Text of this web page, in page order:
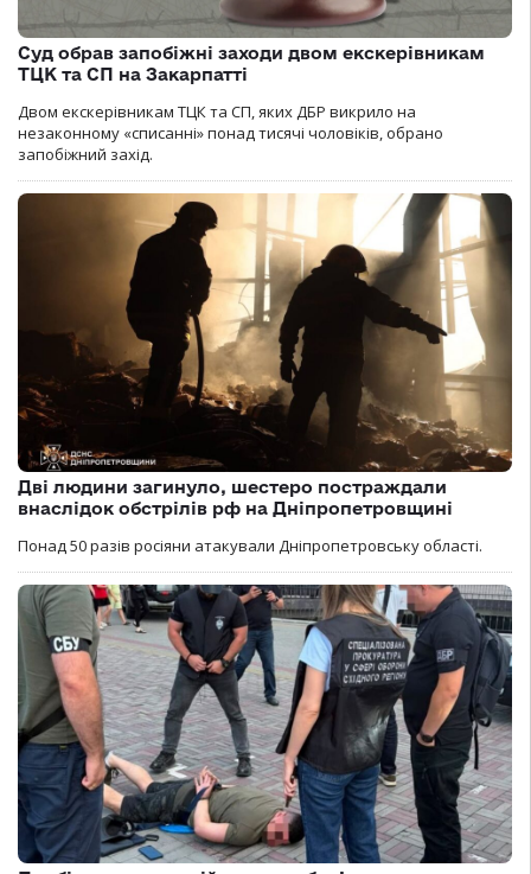
Суд обрав запобіжні заходи двом екскерівникам
ТЦК та СП на Закарпатті
Двом екскерівникам ТЦК та СП, яких ДБР викрило на
незаконному «списанні» понад тисячі чоловіків, обрано
запобіжний захід.
Дві людини загинуло, шестеро постраждали
внаслідок обстрілів рф на Дніпропетровщині
Понад 50 разів росіяни атакували Дніпропетровську області.